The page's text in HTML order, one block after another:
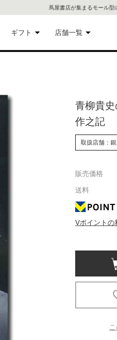
蔦屋書店が集まるモール型
ギフト 店舗一覧
代官
屋書
書店
屋書
京都
青柳貴
作之記
取扱店舗：
販売価格
送料
Vポイントの